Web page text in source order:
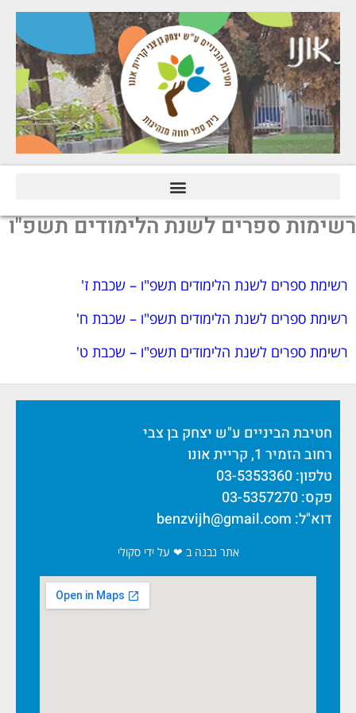
רשימות ספרים לשנת הלימודים תשפ"ו
רשימת ספרים לשנת הלימודים תשפ"ו – שכבת ז'
רשימת ספרים לשנת הלימודים תשפ"ו – שכבת ח'
רשימת ספרים לשנת הלימודים תשפ"ו – שכבת ט'
חטיבת הביניים ע"ש יצחק בן צבי
רחוב הזמיר 1, קריית אונו
טלפון: 03-5353360
פקס: 03-5357270
דוא"ל: benzvijh@gmail.com
אתר נבנה ב ❤ על ידי סקולי